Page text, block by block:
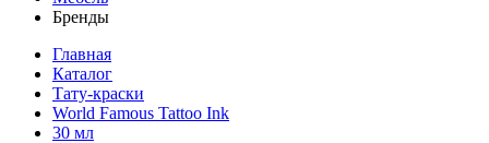
Бренды
Главная
Каталог
Тату-краски
World Famous Tattoo Ink
30 мл